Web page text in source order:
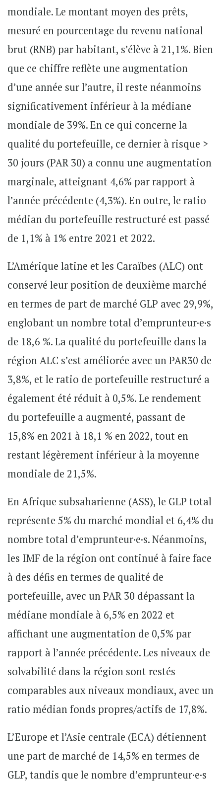
mondiale. Le montant moyen des prêts,
mesuré en pourcentage du revenu national
brut (RNB) par habitant, s’élève à 21,1%. Bien
que ce chiffre reflète une augmentation
d’une année sur l’autre, il reste néanmoins
significativement inférieur à la médiane
mondiale de 39%. En ce qui concerne la
qualité du portefeuille, ce dernier à risque >
30 jours (PAR 30) a connu une augmentation
marginale, atteignant 4,6% par rapport à
l’année précédente (4,3%). En outre, le ratio
médian du portefeuille restructuré est passé
de 1,1% à 1% entre 2021 et 2022.
L’Amérique latine et les Caraïbes (ALC) ont
conservé leur position de deuxième marché
en termes de part de marché GLP avec 29,9%,
englobant un nombre total d’emprunteur·e·s
de 18,6 %. La qualité du portefeuille dans la
région ALC s’est améliorée avec un PAR30 de
3,8%, et le ratio de portefeuille restructuré a
également été réduit à 0,5%. Le rendement
du portefeuille a augmenté, passant de
15,8% en 2021 à 18,1 % en 2022, tout en
restant légèrement inférieur à la moyenne
mondiale de 21,5%.
En Afrique subsaharienne (ASS), le GLP total
représente 5% du marché mondial et 6,4% du
nombre total d’emprunteur·e·s. Néanmoins,
les IMF de la région ont continué à faire face
à des défis en termes de qualité de
portefeuille, avec un PAR 30 dépassant la
médiane mondiale à 6,5% en 2022 et
affichant une augmentation de 0,5% par
rapport à l’année précédente. Les niveaux de
solvabilité dans la région sont restés
comparables aux niveaux mondiaux, avec un
ratio médian fonds propres/actifs de 17,8%.
L’Europe et l’Asie centrale (ECA) détiennent
une part de marché de 14,5% en termes de
GLP, tandis que le nombre d’emprunteur·e·s